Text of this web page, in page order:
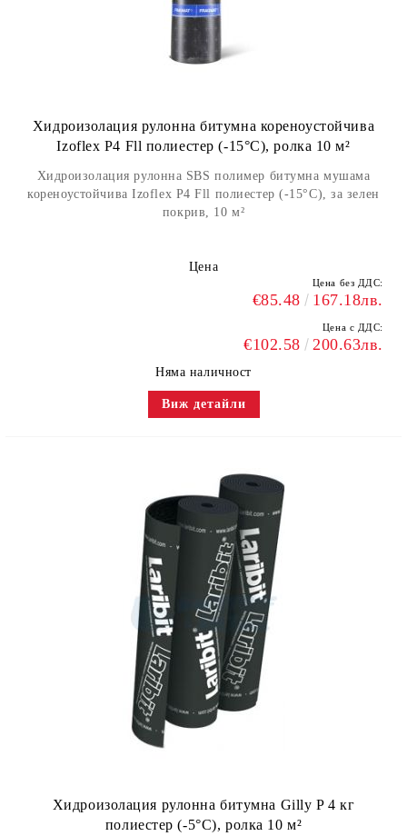
Хидроизолация рулонна битумна кореноустойчива
Izoflex P4 Fll полиестер (-15°С), ролка 10 м²
Хидроизолация рулонна SBS полимер битумна мушама
кореноустойчива Izoflex P4 Fll полиестер (-15°С), за зелен
покрив, 10 м²
Цена
Цена без ДДС:
€85.48 167.18лв.
Цена с ДДС:
€102.58 200.63лв.
Няма наличност
Виж детайли
Хидроизолация рулонна битумна Gilly P 4 кг
полиестер (-5°С), ролка 10 м²